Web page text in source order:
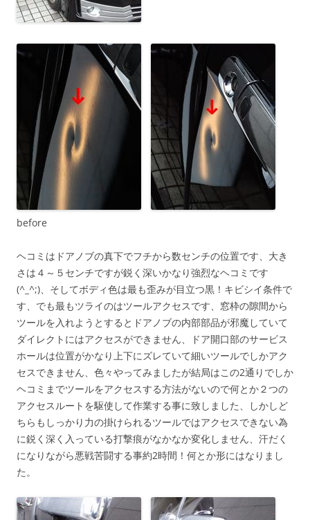
before
ヘコミはドアノブの真下でフチから数センチの位置です、大き
さは４～５センチですが鋭く深いかなり強烈なヘコミです
(^_^;)、そしてボディ色は最も歪みが目立つ黒！キビシイ条件で
す、でも最もツライのはツールアクセスです、窓枠の隙間から
ツールを入れようとするとドアノブの内部部品が邪魔していて
ダイレクトにはアクセスができません、ドア開口部のサービス
ホールは位置がかなり上下にズレていて細いツールでしかアク
セスできません、色々やってみましたが結局はこの2通りでしか
ヘコミまでツールをアクセスする方法がないので何とか２つの
アクセスルートを駆使して作業する事に致しました、しかしど
ちらもしっかり力の掛けられるツールではアクセスできない為
に鋭く深く入っている打撃痕がなかなか変化しません、汗だく
になりながら悪戦苦闘する事約2時間！何とか形にはなりまし
た。